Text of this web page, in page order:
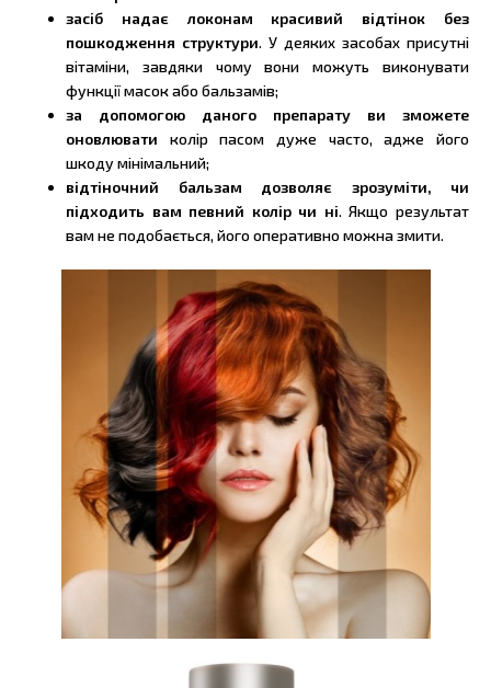
засіб надає локонам красивий відтінок без
пошкодження структури. У деяких засобах присутні
вітаміни, завдяки чому вони можуть виконувати
функції масок або бальзамів;
за допомогою даного препарату ви зможете
оновлювати колір пасом дуже часто, адже його
шкоду мінімальний;
відтіночний бальзам дозволяє зрозуміти, чи
підходить вам певний колір чи ні. Якщо результат
вам не подобається, його оперативно можна змити.